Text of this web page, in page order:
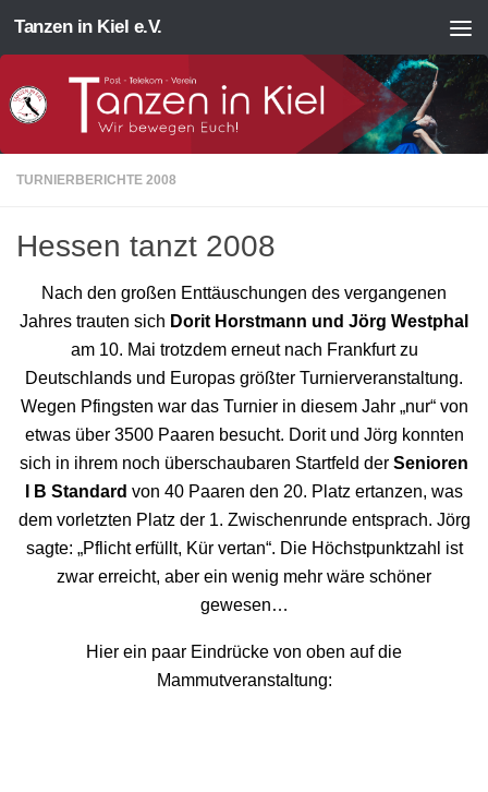
Zum Inhalt springen
Tanzen in Kiel e.V.
TURNIERBERICHTE 2008
Hessen tanzt 2008
Nach den großen Enttäuschungen des vergangenen
Jahres trauten sich Dorit Horstmann und Jörg Westphal
am 10. Mai trotzdem erneut nach Frankfurt zu
Deutschlands und Europas größter Turnierveranstaltung.
Wegen Pfingsten war das Turnier in diesem Jahr „nur“ von
etwas über 3500 Paaren besucht. Dorit und Jörg konnten
sich in ihrem noch überschaubaren Startfeld der Senioren
I B Standard von 40 Paaren den 20. Platz ertanzen, was
dem vorletzten Platz der 1. Zwischenrunde entsprach. Jörg
sagte: „Pflicht erfüllt, Kür vertan“. Die Höchstpunktzahl ist
zwar erreicht, aber ein wenig mehr wäre schöner
gewesen…
Hier ein paar Eindrücke von oben auf die
Mammutveranstaltung: